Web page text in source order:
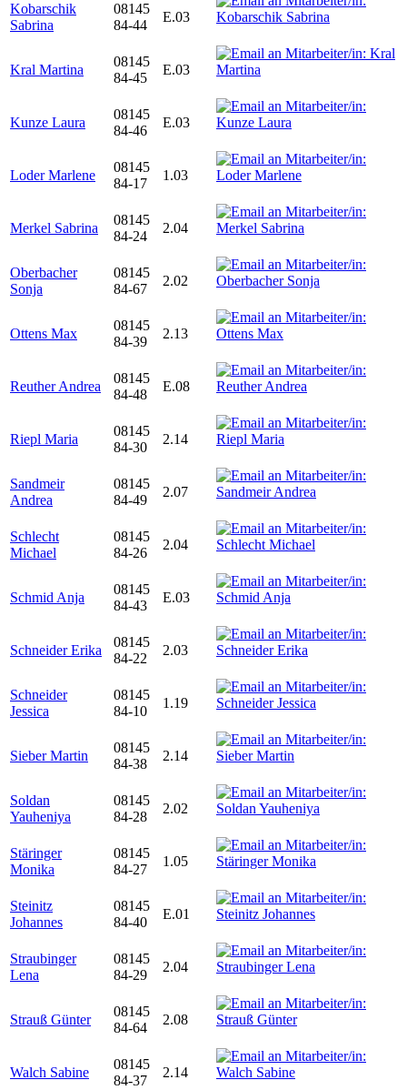
Kobarschik
Sabrina
08145
84-44
E.03
Kral Martina
08145
84-45
E.03
Kunze Laura
08145
84-46
E.03
Loder Marlene
08145
84-17
1.03
Merkel Sabrina
08145
84-24
2.04
Oberbacher
Sonja
08145
84-67
2.02
Ottens Max
08145
84-39
2.13
Reuther Andrea
08145
84-48
E.08
Riepl Maria
08145
84-30
2.14
Sandmeir
Andrea
08145
84-49
2.07
Schlecht
Michael
08145
84-26
2.04
Schmid Anja
08145
84-43
E.03
Schneider Erika
08145
84-22
2.03
Schneider
Jessica
08145
84-10
1.19
Sieber Martin
08145
84-38
2.14
Soldan
Yauheniya
08145
84-28
2.02
Stäringer
Monika
08145
84-27
1.05
Steinitz
Johannes
08145
84-40
E.01
Straubinger
Lena
08145
84-29
2.04
Strauß Günter
08145
84-64
2.08
Walch Sabine
08145
84-37
2.14